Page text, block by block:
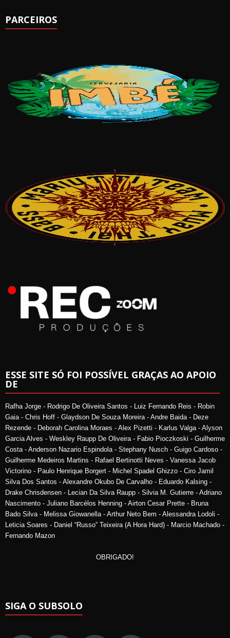
PARCEIROS
ESSE SITE SÓ FOI POSSÍVEL GRAÇAS AO APOIO
DE
Rafha Jorge - Rodrigo De Oliveira Santos - Luiz Fernando Reis - Robin
Gaia - Chris Hoff - Glaydson De Souza Moreira - Andre Baida - Deze
Rezende - Deborah Carolina Moraes - Alex Pizetti - Karlus Valga - Alyson
Garcia Alves - Weskley Raupp De Oliveira - Fabio Pioczkoski - Guilherme
Costa - Anderson Nazario Espindola - Stephany Nusch - Guigo Cardoso -
Guilherme Medeiros Martins - Rafael Bertinotti Neves - Vanessa Jacob
Victorino - Paulo Henrique Borgert - Michel Spadel Ghizzo - Ciro Jamil
Silva Dos Santos - Alexandre Okubo De Carvalho - Eduardo Kalsing -
Drake Chrisdensen - Lecian Da Silva Raupp - Silvia M. Gutierre - Adriano
Nascimento - Juliano Barcélos Henning - Airton Cesar Prette - Bruna
Bado Silva - Melissa Giowanella - Arthur Neto Bem - Alessandra Lodoli -
Leticia Soares - Daniel “Russo” Teixeira (A Hora Hard) - Marcio Machado -
Fernando Mazon
OBRIGADO!
SIGA O SUBSOLO